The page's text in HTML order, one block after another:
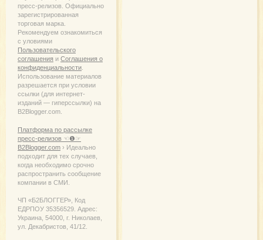
пресс-релизов. Официально
зарегистрированная
торговая марка.
Рекомендуем ознакомиться
с уловиями
Пользовательского
соглашения и Соглашения о
конфиденциальности
Использование материалов
разрешается при условии
ссылки (для интернет-
изданий — гиперссылки) на
B2Blogger.com.
Платформа по рассылке
пресс-релизов ☜❶☞
B2Blogger.com › Идеально
подходит для тех случаев,
когда необходимо срочно
распространить сообщение
компании в СМИ.
ЧП «Б2БЛОГГЕР», Код
ЕДРПОУ 35356529. Адрес:
Украина, 54000, г. Николаев,
ул. Декабристов, 41/12.